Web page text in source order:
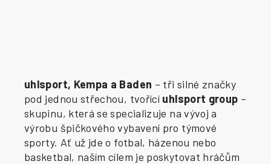
uhlsport, Kempa a Baden – tři silné značky
pod jednou střechou, tvořící uhlsport group –
skupinu, která se specializuje na vývoj a
výrobu špičkového vybavení pro týmové
sporty. Ať už jde o fotbal, házenou nebo
basketbal, naším cílem je poskytovat hráčům